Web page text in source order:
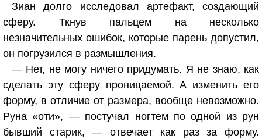
Зиан долго исследовал артефакт, создающий
сферу. Ткнув пальцем на несколько
незначительных ошибок, которые парень допустил,
он погрузился в размышления.
— Нет, не могу ничего придумать. Я не знаю, как
сделать эту сферу проницаемой. А изменить его
форму, в отличие от размера, вообще невозможно.
Руна «оти», — постучал ногтем по одной из рун
бывший старик, — отвечает как раз за форму.